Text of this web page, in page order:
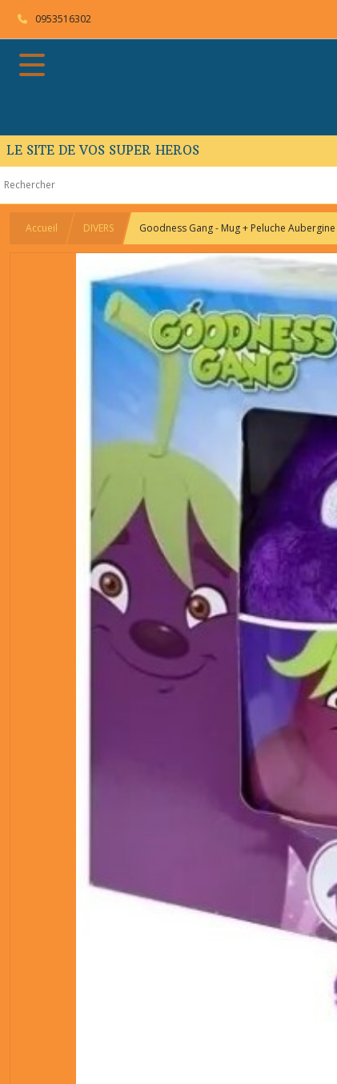
0953516302
LE SITE DE VOS SUPER HEROS
Accueil DIVERS Goodness Gang - Mug + Peluche Aubergine